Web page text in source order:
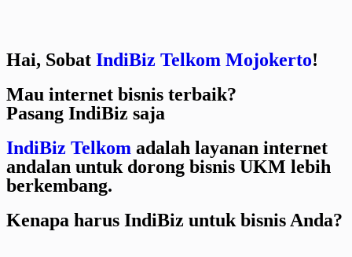
Hai, Sobat IndiBiz Telkom Mojokerto!
Mau internet bisnis terbaik?
Pasang IndiBiz saja
IndiBiz Telkom adalah layanan internet
andalan untuk dorong bisnis UKM lebih
berkembang.
Kenapa harus IndiBiz untuk bisnis Anda?